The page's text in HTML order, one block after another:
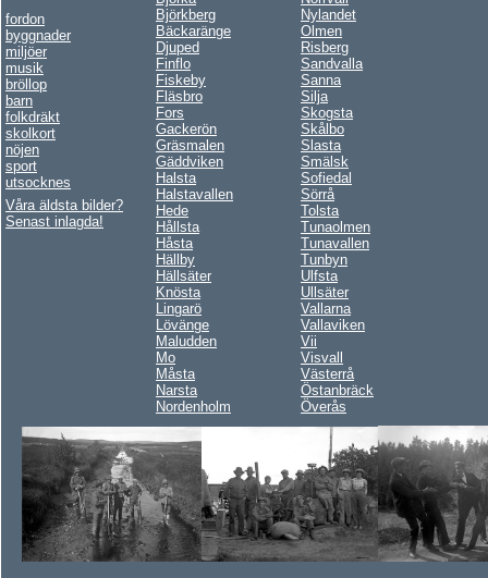
fordon
byggnader
miljöer
musik
bröllop
barn
folkdräkt
skolkort
nöjen
sport
utsocknes
Våra äldsta bilder?
Senast inlagda!
Björkberg
Bäckaränge
Djuped
Finflo
Fiskeby
Fläsbro
Fors
Gackerön
Gräsmalen
Gäddviken
Halsta
Halstavallen
Hede
Hållsta
Håsta
Hällby
Hällsäter
Knösta
Lingarö
Lövänge
Maludden
Mo
Måsta
Narsta
Nordenholm
Nylandet
Olmen
Risberg
Sandvalla
Sanna
Silja
Skogsta
Skålbo
Slasta
Smälsk
Sofiedal
Sörrå
Tolsta
Tunaolmen
Tunavallen
Tunbyn
Ulfsta
Ullsäter
Vallarna
Vallaviken
Vii
Visvall
Västerrå
Östanbräck
Överås